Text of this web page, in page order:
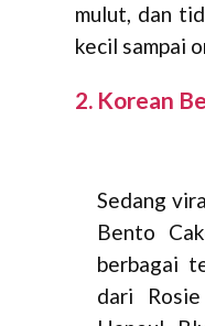
mulut, dan
kecil sampai
2. Korean
Sedang
Bento
berbagai
dari